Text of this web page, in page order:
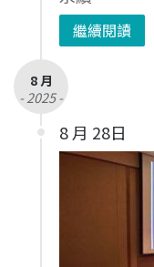
繼續閱讀
8 月
- 2025 -
8 月 28日